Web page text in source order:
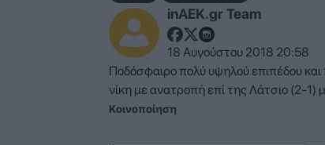
inAEK.gr Team
18 Αυγούστου 2018 20:58
Ποδόσφαιρο πολύ υψηλού επιπέδου και
νίκη με ανατροπή επί της Λάτσιο (2-1)
Κοινοποίηση